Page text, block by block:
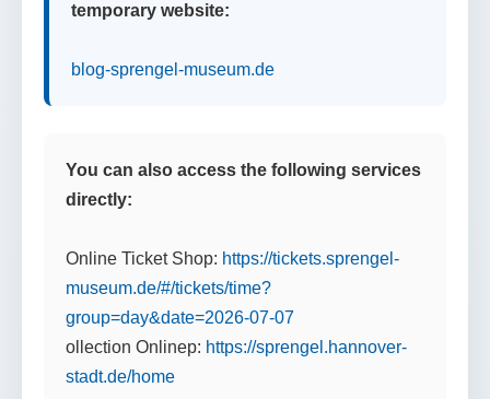
temporary website:
blog-sprengel-museum.de
You can also access the following services
directly:
Online Ticket Shop: https://tickets.sprengel-
museum.de/#/tickets/time?
group=day&date=2026-07-07
ollection Onlinep: https://sprengel.hannover-
stadt.de/home